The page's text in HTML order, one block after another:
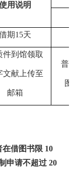
用说明
期15天
件到馆领取
文献上传至
邮箱
普
借图书限 10
申请不超过 20